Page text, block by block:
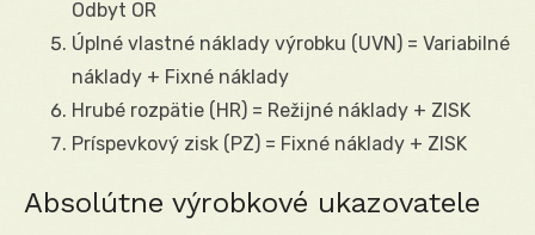
Odbyt OR
Úplné vlastné náklady výrobku (UVN) = Variabilné
náklady + Fixné náklady
Hrubé rozpätie (HR) = Režijné náklady + ZISK
Príspevkový zisk (PZ) = Fixné náklady + ZISK
Absolútne výrobkové ukazovatele